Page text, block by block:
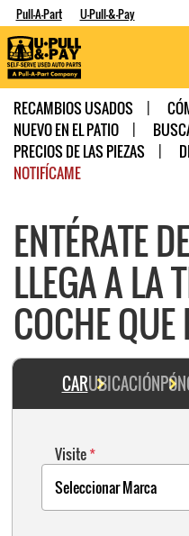
Pull-A-Part U-Pull-&-Pay
RECAMBIOS USADOS
NUEVO EN EL PATIO
PRECIOS DE LAS PIEZAS
NOTIFÍCAME
ENTÉRATE
LLEGA A LA
COCHE
CARUBICACIÓN
Visite*
Seleccionar Marca